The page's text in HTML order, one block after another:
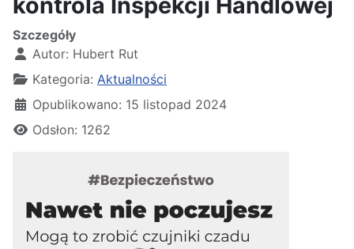
Szczegóły
Autor: Hubert Rut
Kategoria: Aktualności
Opublikowano: 15 listopad 2024
Odsłon: 1262